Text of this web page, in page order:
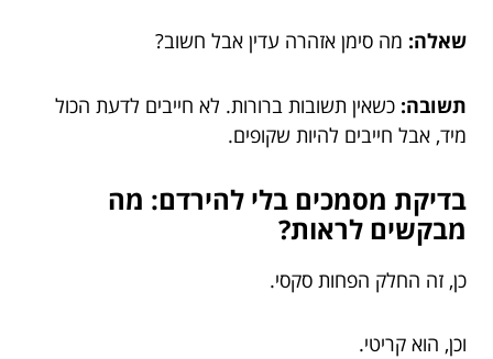
שאלה: מה סימן אזהרה עדין אבל חשוב?
תשובה: כשאין תשובות ברורות. לא חייבים לדעת הכול
מיד, אבל חייבים להיות שקופים.
בדיקת מסמכים בלי להירדם: מה
מבקשים לראות?
כן, זה החלק הפחות סקסי.
וכן, הוא קריטי.